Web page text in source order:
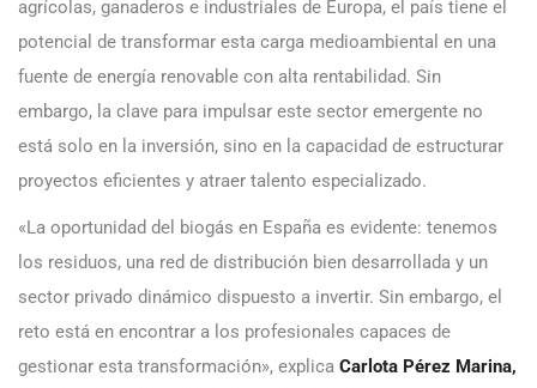
agrícolas, ganaderos e industriales de Europa, el país tiene el
potencial de transformar esta carga medioambiental en una
fuente de energía renovable con alta rentabilidad. Sin
embargo, la clave para impulsar este sector emergente no
está solo en la inversión, sino en la capacidad de estructurar
proyectos eficientes y atraer talento especializado.
«La oportunidad del biogás en España es evidente: tenemos
los residuos, una red de distribución bien desarrollada y un
sector privado dinámico dispuesto a invertir. Sin embargo, el
reto está en encontrar a los profesionales capaces de
gestionar esta transformación», explica Carlota Pérez Marina,